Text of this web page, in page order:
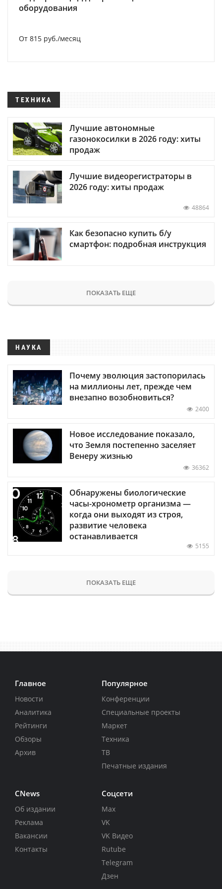
оборудования
От 815 руб./месяц
ТЕХНИКА
Лучшие автономные
газонокосилки в 2026 году: хиты
продаж
Лучшие видеорегистраторы в
2026 году: хиты продаж
48864
Как безопасно купить б/у
смартфон: подробная инструкция
ПОКАЗАТЬ ЕЩЕ
НАУКА
Почему эволюция застопорилась
на миллионы лет, прежде чем
внезапно возобновиться?
2400
Новое исследование показало,
что Земля постепенно заселяет
Венеру жизнью
36362
Обнаружены биологические
часы-хронометр организма —
когда они выходят из строя,
развитие человека
останавливается
5155
ПОКАЗАТЬ ЕЩЕ
Главное
Новости
Аналитика
Рейтинги
Обзоры
Архив
Популярное
Конференции
Специальные проекты
Маркет
Техника
ТВ
Печатные издания
CNews
Об издании
Реклама
Вакансии
Контакты
Соцсети
Max
VK
VK Видео
Rutube
Telegram
Дзен